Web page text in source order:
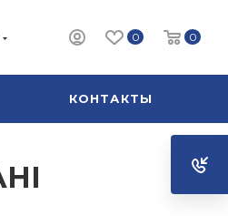
0 0
КОНТАКТЫ